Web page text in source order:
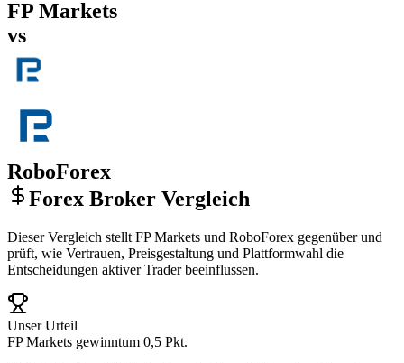
FP Markets
vs
RoboForex
Forex Broker Vergleich
Dieser Vergleich stellt FP Markets und RoboForex gegenüber und
prüft, wie Vertrauen, Preisgestaltung und Plattformwahl die
Entscheidungen aktiver Trader beeinflussen.
Unser Urteil
FP Markets gewinntum 0,5 Pkt.